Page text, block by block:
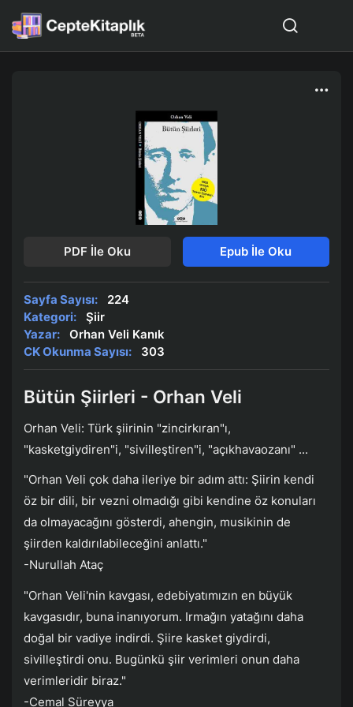
PDF İle Oku Epub İle Oku
Sayfa Sayısı:
224
Kategori:
Şiir
Yazar:
Orhan Veli Kanık
CK Okunma Sayısı:
303
Bütün Şiirleri - Orhan Veli
Orhan Veli: Türk şiirinin "zincirkıran"ı,
"kasketgiydiren"i, "sivilleştiren"i, "açıkhavaozanı" ...
"Orhan Veli çok daha ileriye bir adım attı: Şiirin kendi
öz bir dili, bir vezni olmadığı gibi kendine öz konuları
da olmayacağını gösterdi, ahengin, musikinin de
şiirden kaldırılabileceğini anlattı."
-Nurullah Ataç
"Orhan Veli'nin kavgası, edebiyatımızın en büyük
kavgasıdır, buna inanıyorum. Irmağın yatağını daha
doğal bir vadiye indirdi. Şiire kasket giydirdi,
sivilleştirdi onu. Bugünkü şiir verimleri onun daha
verimleridir biraz."
-Cemal Süreyya